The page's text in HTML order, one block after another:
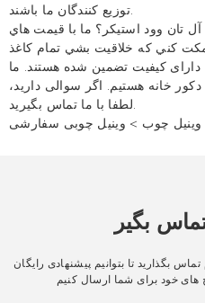
توزیع کنندگان ما باشند.
آل تان وود استيکر؟ ما با قيمت هاي
کني که خلاقيت بشي تمام کاغذ
کیفیت تضمین شده هستند. ما
خانه هستیم. اگر سوالی دارید،
لطفا با ما تماس بگیرید.
وینیل چوب > وینیل چوبی سفارشی
بگذارید تا بتوانیم پیشنهادی رایگان